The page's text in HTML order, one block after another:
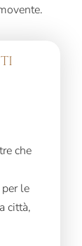
che
le
città,